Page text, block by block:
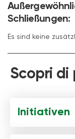
Schließungen:
Es sind keine
Scopri di
Initiativen